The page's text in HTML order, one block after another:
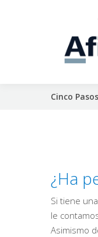
Cinco
¿Ha
Si tiene
le
Asimismo